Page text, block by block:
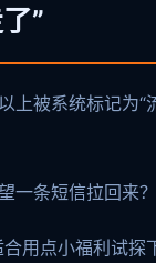
”
被系统标记为“
条短信拉回来
用点小福利试探